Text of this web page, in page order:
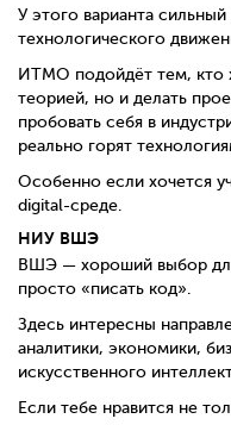
У этого варианта
технологического
ИТМО подойдёт тем, кто
теорией, но и делать
пробовать себя в
реально горят
Особенно если хочется
digital-среде.
НИУ ВШЭ
ВШЭ — хороший выбор
просто «писать код».
Здесь интересны
аналитики, экономики,
искусственного
Если тебе нравится не